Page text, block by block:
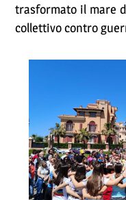
trasformato il mare
collettivo contro